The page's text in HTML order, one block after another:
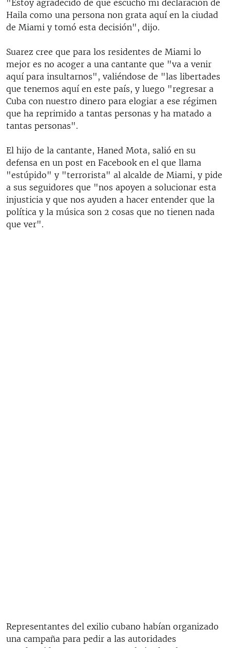
"Estoy agradecido de que escuchó mi declaración de
Haila como una persona non grata aquí en la ciudad
de Miami y tomó esta decisión", dijo.
Suarez cree que para los residentes de Miami lo
mejor es no acoger a una cantante que "va a venir
aquí para insultarnos", valiéndose de "las libertades
que tenemos aquí en este país, y luego "regresar a
Cuba con nuestro dinero para elogiar a ese régimen
que ha reprimido a tantas personas y ha matado a
tantas personas".
El hijo de la cantante, Haned Mota, salió en su
defensa en un post en Facebook en el que llama
"estúpido" y "terrorista" al alcalde de Miami, y pide
a sus seguidores que "nos apoyen a solucionar esta
injusticia y que nos ayuden a hacer entender que la
política y la música son 2 cosas que no tienen nada
que ver".
Representantes del exilio cubano habían organizado
una campaña para pedir a las autoridades